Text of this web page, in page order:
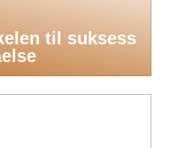
til suksess